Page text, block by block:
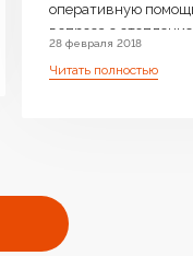
оперативную
вопроса с
возможность
замены
очень много людей
одном месте
отопления высокого
28 февраля 2018
Читать полностью